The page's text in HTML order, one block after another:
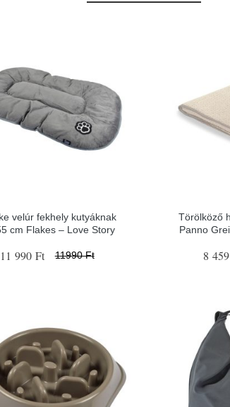
velúr fekhely kutyáknak
cm Flakes – Love Story
11 990 Ft 11990 Ft
Törölköző
Panno
8